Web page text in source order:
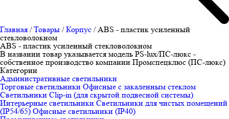
Главная /Товары /Корпус /ABS - пластик усиленный
стекловолокном
ABS - пластик усиленный стекловолокном
В названии товар указывается модель PS-lux/ПС-люкс -
собственное производство компании Промспецклюс (ПС-люкс)
Категории
Административные светильники
Торговые светильники Офисные с закаленным стеклом
Светильники Clip-in (для скрытой подвесной системы)
Интерьерные светильники Светильники для чистых помещений
(IP54/65) Офисные светильники (IP40)